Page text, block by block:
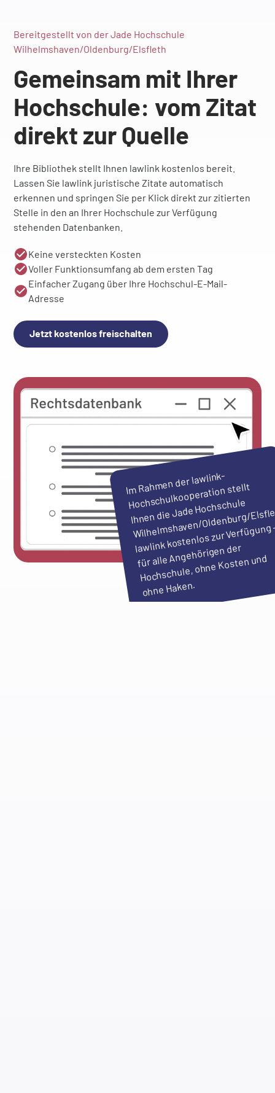
Bereitgestellt von der Jade Hochschule
Wilhelmshaven/Oldenburg/Elsfleth
Gemeinsam mit Ihrer
Hochschule: vom Zitat
direkt zur Quelle
Ihre Bibliothek stellt Ihnen lawlink kostenlos bereit.
Lassen Sie lawlink juristische Zitate automatisch
erkennen und springen Sie per Klick direkt zur zitierten
Stelle in den an Ihrer Hochschule zur Verfügung
stehenden Datenbanken.
Keine versteckten Kosten
Voller Funktionsumfang ab dem ersten Tag
Einfacher Zugang über Ihre Hochschul-E-Mail-
Adresse
Jetzt kostenlos freischalten
I
m Rah
men der lawlink-
Hochschulkooperation stellt
Ihnen die Jade Hochschule
Wilhel
mshaven/Oldenburg/
lawlink kostenlos zur
für alle Angehörigen der
Hochschule, ohne Kosten und
ohne Haken.